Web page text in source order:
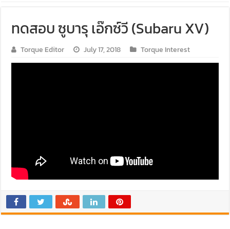
ทดสอบ ซูบารุ เอ๊กซ์วี (Subaru XV)
Torque Editor July 17, 2018 Torque Interest